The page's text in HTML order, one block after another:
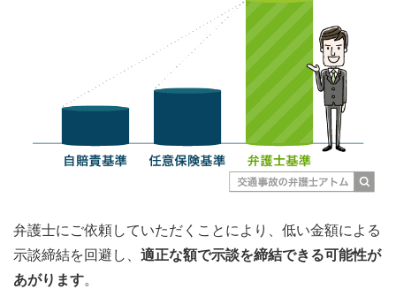
弁護士にご依頼していただくことにより、低い金額による
示談締結を回避し、 適正な額で示談を締結できる可能性が
あがります。